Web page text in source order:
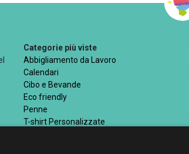
Categorie più viste
Abbigliamento da Lavoro
Calendari
Cibo e Bevande
Eco friendly
Penne
T-shirt Personalizzate